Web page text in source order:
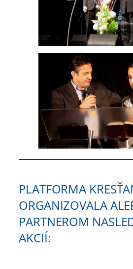
PLATFORMA
ORGANIZOVALA
PARTNEROM
AKCIÍ: